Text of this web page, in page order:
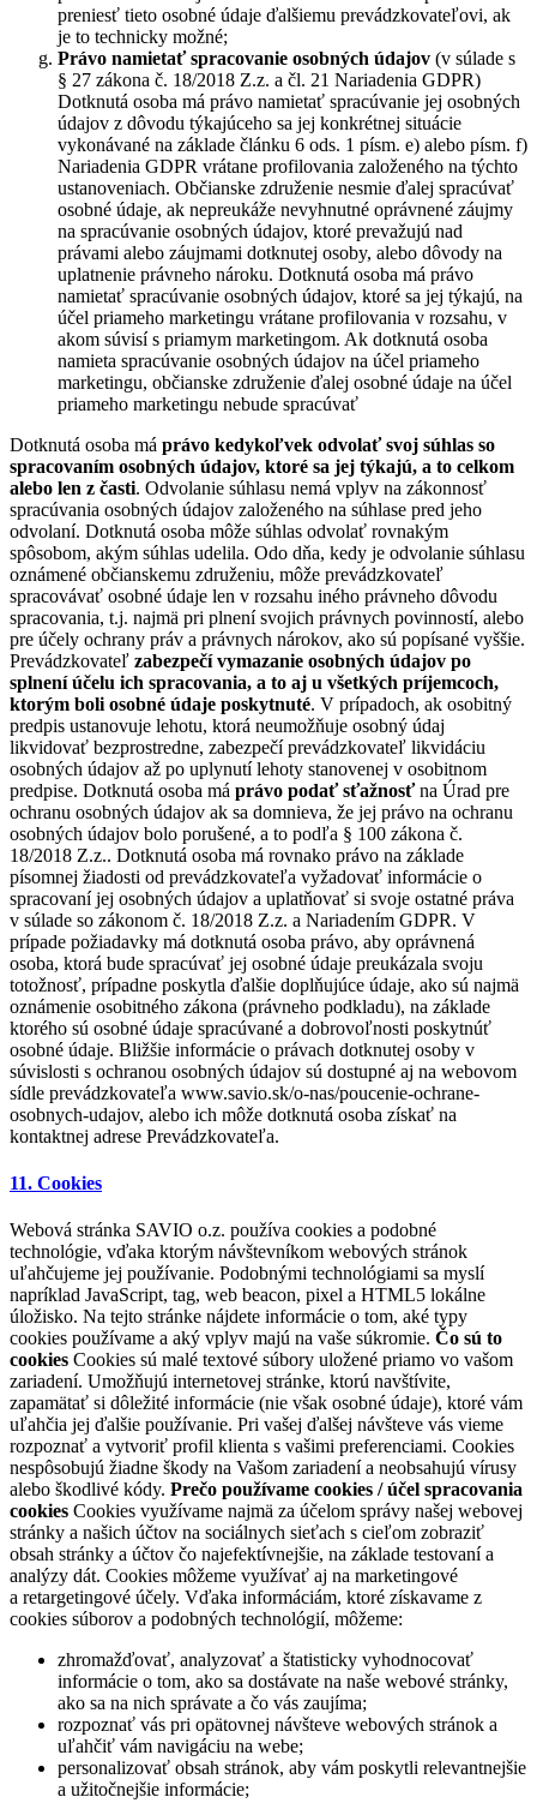
preniesť tieto osobné údaje ďalšiemu prevádzkovateľovi, ak
je to technicky možné;
Právo namietať spracovanie osobných údajov (v súlade s
§ 27 zákona č. 18/2018 Z.z. a čl. 21 Nariadenia GDPR)
Dotknutá osoba má právo namietať spracúvanie jej osobných
údajov z dôvodu týkajúceho sa jej konkrétnej situácie
vykonávané na základe článku 6 ods. 1 písm. e) alebo písm. f)
Nariadenia GDPR vrátane profilovania založeného na týchto
ustanoveniach. Občianske združenie nesmie ďalej spracúvať
osobné údaje, ak nepreukáže nevyhnutné oprávnené záujmy
na spracúvanie osobných údajov, ktoré prevažujú nad
právami alebo záujmami dotknutej osoby, alebo dôvody na
uplatnenie právneho nároku. Dotknutá osoba má právo
namietať spracúvanie osobných údajov, ktoré sa jej týkajú, na
účel priameho marketingu vrátane profilovania v rozsahu, v
akom súvisí s priamym marketingom. Ak dotknutá osoba
namieta spracúvanie osobných údajov na účel priameho
marketingu, občianske združenie ďalej osobné údaje na účel
priameho marketingu nebude spracúvať
Dotknutá osoba má právo kedykoľvek odvolať svoj súhlas so
spracovaním osobných údajov, ktoré sa jej týkajú, a to celkom
alebo len z časti. Odvolanie súhlasu nemá vplyv na zákonnosť
spracúvania osobných údajov založeného na súhlase pred jeho
odvolaní. Dotknutá osoba môže súhlas odvolať rovnakým
spôsobom, akým súhlas udelila. Odo dňa, kedy je odvolanie súhlasu
oznámené občianskemu združeniu, môže prevádzkovateľ
spracovávať osobné údaje len v rozsahu iného právneho dôvodu
spracovania, t.j. najmä pri plnení svojich právnych povinností, alebo
pre účely ochrany práv a právnych nárokov, ako sú popísané vyššie.
Prevádzkovateľ zabezpečí vymazanie osobných údajov po
splnení účelu ich spracovania, a to aj u všetkých príjemcoch,
ktorým boli osobné údaje poskytnuté. V prípadoch, ak osobitný
predpis ustanovuje lehotu, ktorá neumožňuje osobný údaj
likvidovať bezprostredne, zabezpečí prevádzkovateľ likvidáciu
osobných údajov až po uplynutí lehoty stanovenej v osobitnom
predpise. Dotknutá osoba má právo podať sťažnosťna Úrad pre
ochranu osobných údajov ak sa domnieva, že jej právo na ochranu
osobných údajov bolo porušené, a to podľa § 100 zákona č.
18/2018 Z.z.. Dotknutá osoba má rovnako právo na základe
písomnej žiadosti od prevádzkovateľa vyžadovať informácie o
spracovaní jej osobných údajov a uplatňovať si svoje ostatné práva
v súlade so zákonom č. 18/2018 Z.z. a Nariadením GDPR. V
prípade požiadavky má dotknutá osoba právo, aby oprávnená
osoba, ktorá bude spracúvať jej osobné údaje preukázala svoju
totožnosť, prípadne poskytla ďalšie doplňujúce údaje, ako sú najmä
oznámenie osobitného zákona (právneho podkladu), na základe
ktorého sú osobné údaje spracúvané a dobrovoľnosti poskytnúť
osobné údaje. Bližšie informácie o právach dotknutej osoby v
súvislosti s ochranou osobných údajov sú dostupné aj na webovom
sídle prevádzkovateľa www.savio.sk/o-nas/poucenie-ochrane-
osobnych-udajov, alebo ich môže dotknutá osoba získať na
kontaktnej adrese Prevádzkovateľa.
11. Cookies
Webová stránka SAVIO o.z. používa cookies a podobné
technológie, vďaka ktorým návštevníkom webových stránok
uľahčujeme jej používanie. Podobnými technológiami sa myslí
napríklad JavaScript, tag, web beacon, pixel a HTML5 lokálne
úložisko. Na tejto stránke nájdete informácie o tom, aké typy
cookies používame a aký vplyv majú na vaše súkromie. Čo sú to
cookies Cookies sú malé textové súbory uložené priamo vo vašom
zariadení. Umožňujú internetovej stránke, ktorú navštívite,
zapamätať si dôležité informácie (nie však osobné údaje), ktoré vám
uľahčia jej ďalšie používanie. Pri vašej ďalšej návšteve vás vieme
rozpoznať a vytvoriť profil klienta s vašimi preferenciami. Cookies
nespôsobujú žiadne škody na Vašom zariadení a neobsahujú vírusy
alebo škodlivé kódy. Prečo používame cookies / účel spracovania
cookies Cookies využívame najmä za účelom správy našej webovej
stránky a našich účtov na sociálnych sieťach s cieľom zobraziť
obsah stránky a účtov čo najefektívnejšie, na základe testovaní a
analýzy dát. Cookies môžeme využívať aj na marketingové
a retargetingové účely. Vďaka informáciám, ktoré získavame z
cookies súborov a podobných technológií, môžeme:
zhromažďovať, analyzovať a štatisticky vyhodnocovať
informácie o tom, ako sa dostávate na naše webové stránky,
ako sa na nich správate a čo vás zaujíma;
rozpoznať vás pri opätovnej návšteve webových stránok a
uľahčiť vám navigáciu na webe;
personalizovať obsah stránok, aby vám poskytli relevantnejšie
a užitočnejšie informácie;